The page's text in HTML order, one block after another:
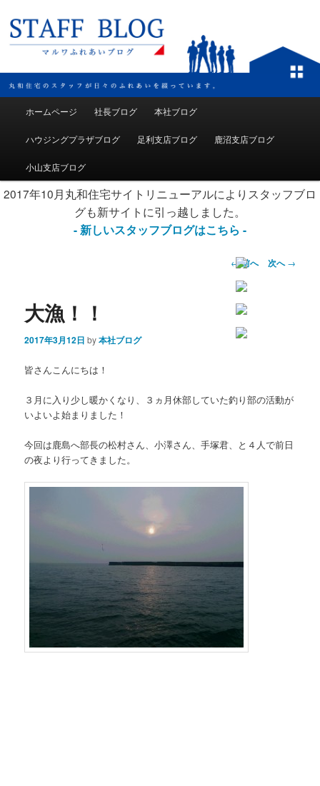
メインコンテンツへ移動
ホームページ 社長ブログ 本社ブログ
ハウジングプラザブログ 足利支店ブログ 鹿沼支店ブログ
小山支店ブログ
2017年10月丸和住宅サイトリニューアルによりスタッフブロ
グも新サイトに引っ越しました。
- 新しいスタッフブログはこちら -
投稿ナビゲーション
←前へ 次へ→
大漁！！
2017年3月12日 by本社ブログ
皆さんこんにちは！
３月に入り少し暖かくなり、３ヵ月休部していた釣り部の活動が
いよいよ始まりました！
今回は鹿島へ部長の松村さん、小澤さん、手塚君、と４人で前日
の夜より行ってきました。